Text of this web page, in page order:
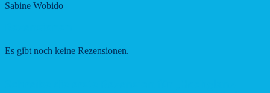
Sabine Wobido
Es gibt noch keine Rezensionen.